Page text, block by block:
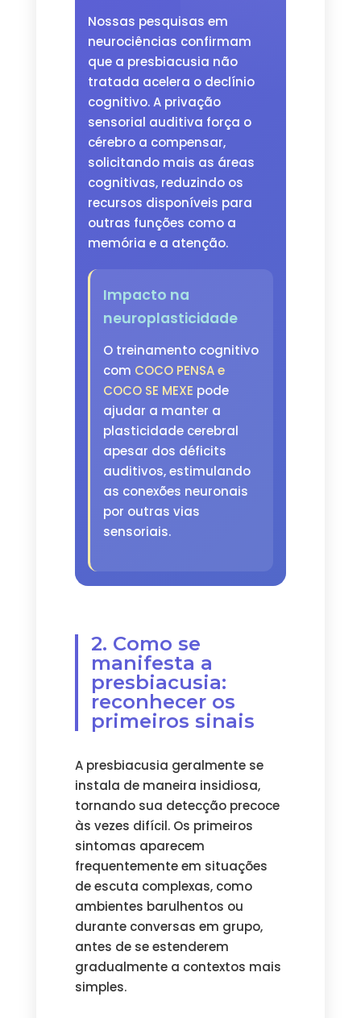
Nossas pesquisas em
neurociências confirmam
que a presbiacusia não
tratada acelera o declínio
cognitivo. A privação
sensorial auditiva força o
cérebro a compensar,
solicitando mais as áreas
cognitivas, reduzindo os
recursos disponíveis para
outras funções como a
memória e a atenção.
Impacto na
neuroplasticidade
O treinamento cognitivo
com COCO PENSA e
COCO SE MEXE pode
ajudar a manter a
plasticidade cerebral
apesar dos déficits
auditivos, estimulando
as conexões neuronais
por outras vias
sensoriais.
2. Como se
manifesta a
presbiacusia:
reconhecer os
primeiros sinais
A presbiacusia geralmente se
instala de maneira insidiosa,
tornando sua detecção precoce
às vezes difícil. Os primeiros
sintomas aparecem
frequentemente em situações
de escuta complexas, como
ambientes barulhentos ou
durante conversas em grupo,
antes de se estenderem
gradualmente a contextos mais
simples.